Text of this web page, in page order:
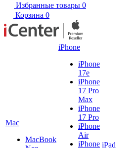
Избранные товары 0
Корзина 0
Mac
MacBook
iPhone
iPhone
17e
iPhone
17 Pro
Max
iPhone
17 Pro
iPhone
Air
iPhone iPad